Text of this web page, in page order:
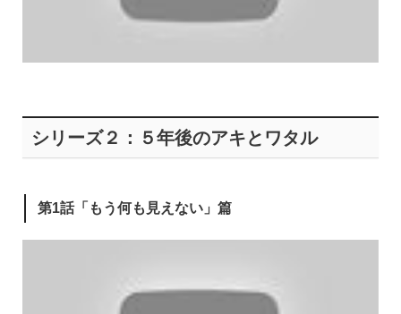
シリーズ２：５年後のアキとワタル
第1話「もう何も見えない」篇